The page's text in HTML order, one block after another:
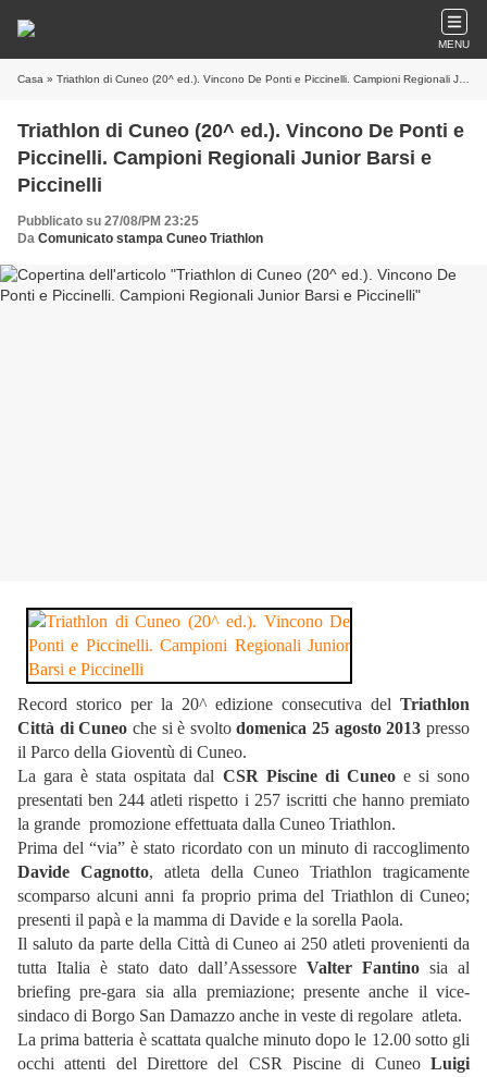
MENU
Casa » Triathlon di Cuneo (20^ ed.). Vincono De Ponti e Piccinelli. Campioni Regionali Junior Barsi e Piccinelli
Triathlon di Cuneo (20^ ed.). Vincono De Ponti e
Piccinelli. Campioni Regionali Junior Barsi e
Piccinelli
Pubblicato su 27/08/PM 23:25
Da Comunicato stampa Cuneo Triathlon
Record storico per la 20^ edizione consecutiva del Triathlon
Città di Cuneo che si è svoltodomenica 25 agosto 2013 presso
il Parco della Gioventù di Cuneo.
La gara è stata ospitata dal CSR Piscine di Cuneoe si sono
presentati ben 244 atleti rispetto i 257 iscritti che hanno premiato
la grande promozione effettuata dalla Cuneo Triathlon.
Prima del “via” è stato ricordato con un minuto di raccoglimento
Davide Cagnotto, atleta della Cuneo Triathlon tragicamente
scomparso alcuni anni fa proprio prima del Triathlon di Cuneo;
presenti il papà e la mamma di Davide e la sorella Paola.
Il saluto da parte della Città di Cuneo ai 250 atleti provenienti da
tutta Italia è stato dato dall’Assessore Valter Fantino sia al
briefing pre-gara sia alla premiazione; presente anche il vice-
sindaco di Borgo San Damazzo anche in veste di regolare atleta.
La prima batteria è scattata qualche minuto dopo le 12.00 sotto gli
occhi attenti del Direttore del CSR Piscine di Cuneo Luigi